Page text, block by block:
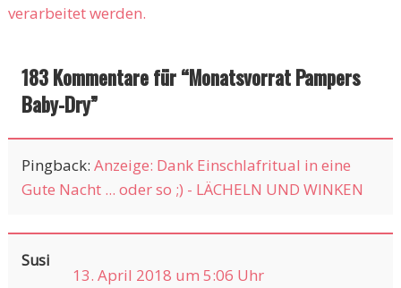
verarbeitet werden.
183 Kommentare für “Monatsvorrat Pampers
Baby-Dry”
Pingback: Anzeige: Dank Einschlafritual in eine
Gute Nacht ... oder so ;) - LÄCHELN UND WINKEN
Susi
13. April 2018 um 5:06 Uhr